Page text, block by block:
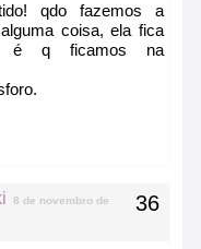
qdo fazemos a
coisa, ela fica
é q ficamos na
8 de novembro de